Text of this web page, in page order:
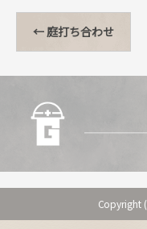
← 庭打ち合わせ
Copyright